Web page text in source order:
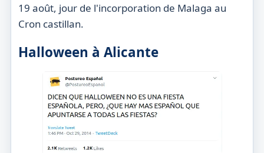
19 août, jour de l'incorporation de Malaga au
Cron castillan.
Halloween à Alicante